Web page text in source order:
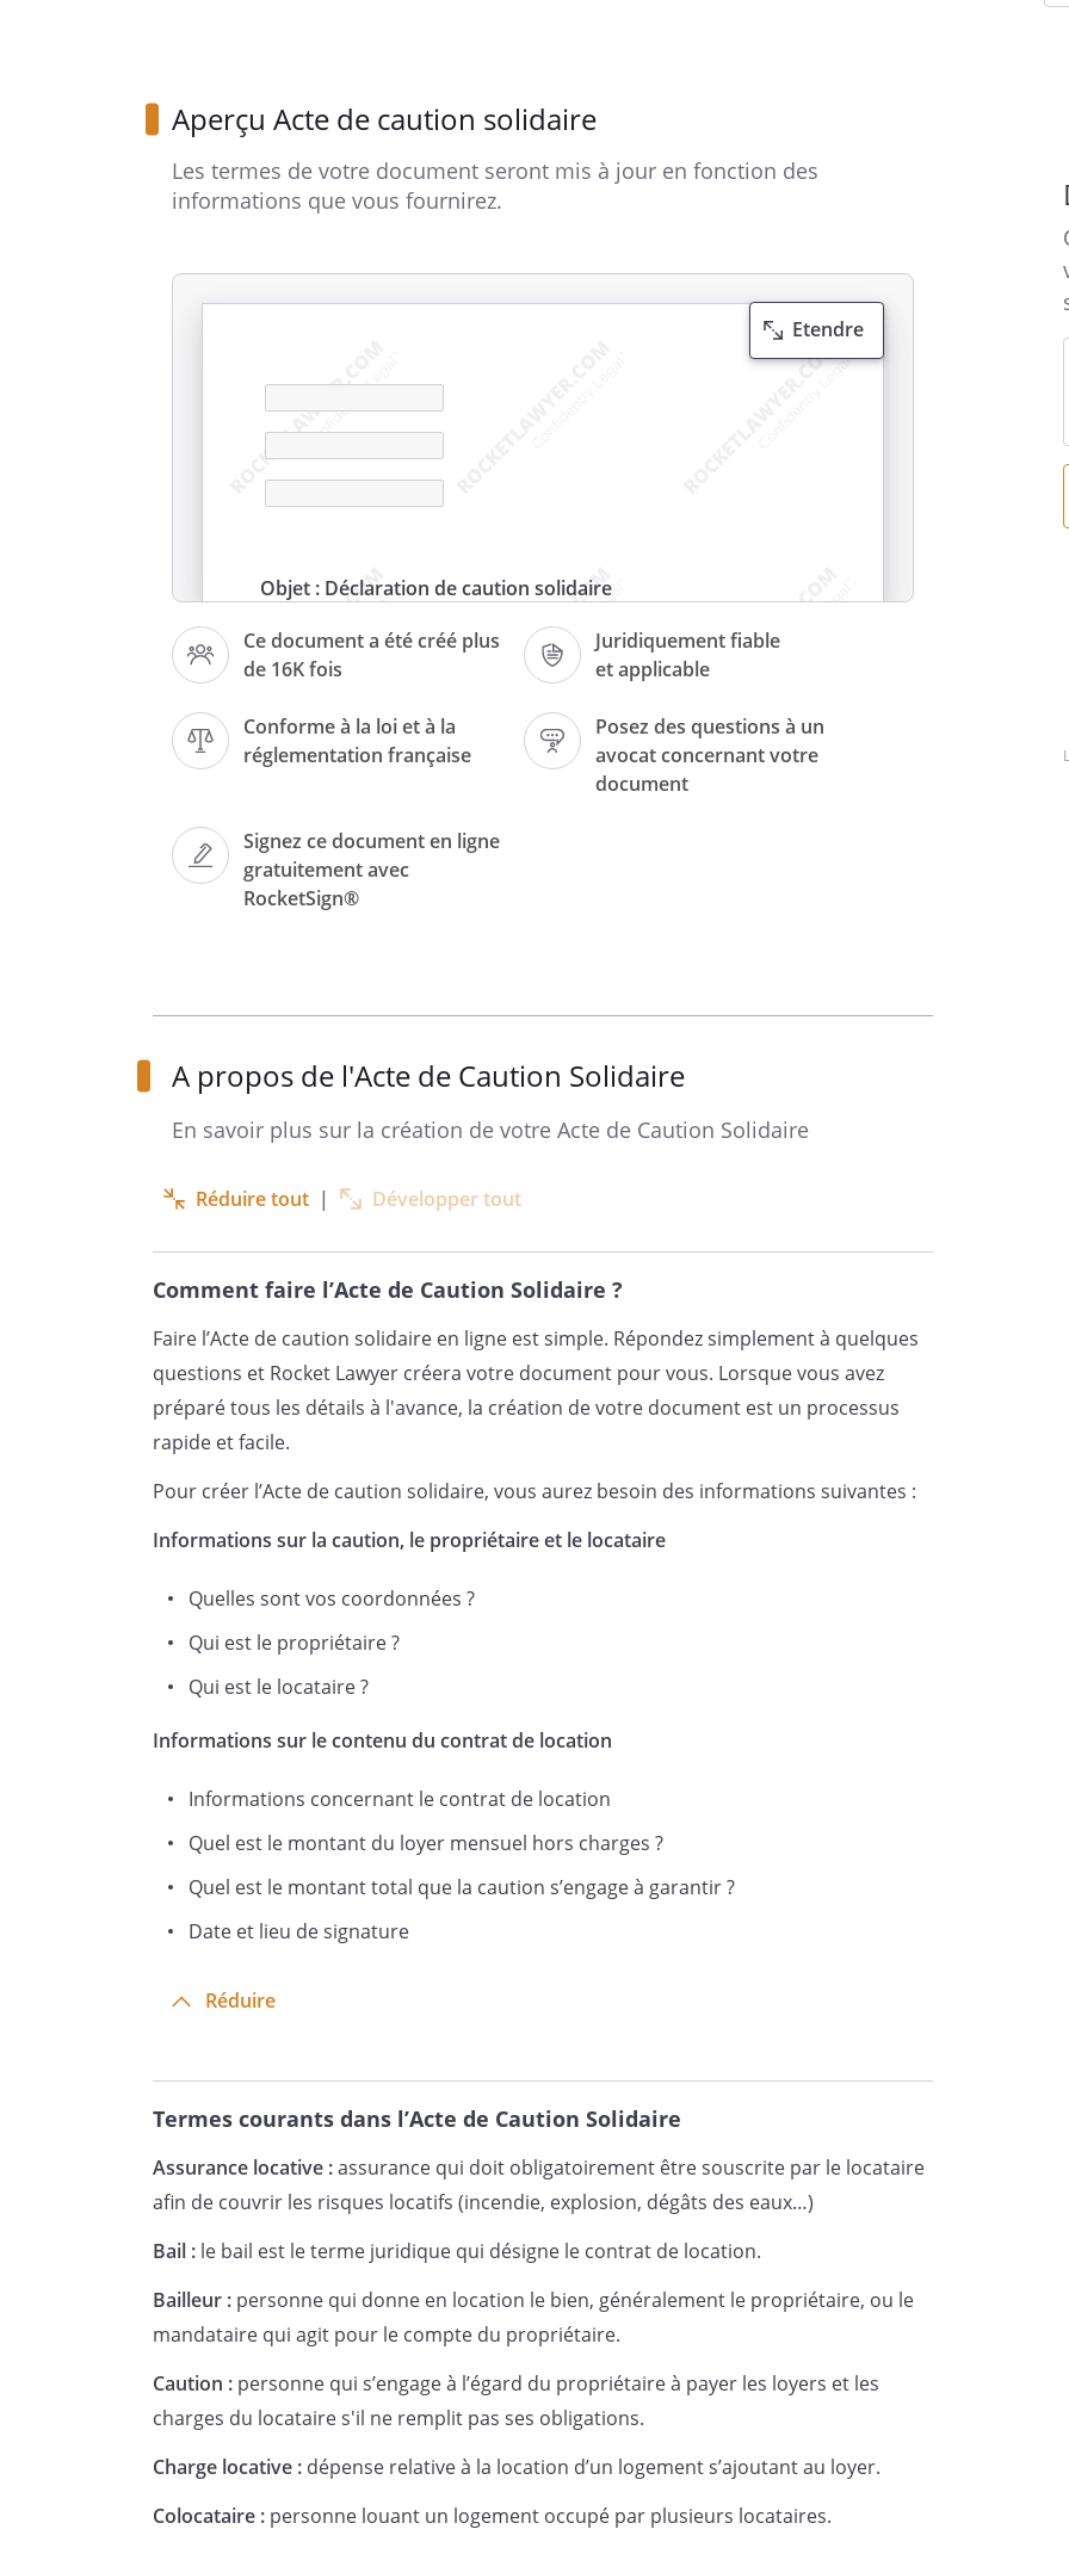
Aperçu Acte de caution solidaire
Les termes de votre document seront mis à jour en fonction des
informations que vous fournirez.
Ce document a été créé plus
de 16K fois
Juridiquement fiable
et applicable
Conforme à la loi et à la
réglementation française
Posez des questions à un
avocat concernant votre
document
Signez ce document en ligne
gratuitement avec
RocketSign®
Etendre
Objet : Déclaration de caution solidaire
Madame, Monsieur,
, demeurant
présente avoir pleinement connaissance du bail annexé à la
présente, que vous avez signé avec locataire
, à votre profit, quant à l'exécution du contrat susmentionné.
€ par mois. Il sera révisé chaque année
Par la présente, je m'engage à payer les sommes dues
par locataire
, venait à défaillir face à ses
obligations envers vous, dans la limite de la somme de
correspondant au montant en principal et en accessoires de
conséquences.
Mon engagement en tant que caution solidaire est valable pour
la durée du contrat de location susmentionné, pour le paiement
imputables au locataire et autres frais pouvant lui incomber.
Je reconnais avoir pris connaissance des termes de l’article 22-1
le cautionnement d'obligations résultant d'un contrat de
location conclu en application du présent titre ne comporte
du cautionnement est stipulée indéterminée, la caution peut le
contrat reconduit ou renouvelé, au cours duquel le Bailleur
_________________________________ _________________________________
A propos de l'Acte de Caution Solidaire
En savoir plus sur la création de votre Acte de Caution Solidaire
Réduire tout | Développer tout
Comment faire l’Acte de Caution Solidaire ?
Faire l’Acte de caution solidaire en ligne est simple. Répondez simplement à quelques
questions et Rocket Lawyer créera votre document pour vous. Lorsque vous avez
préparé tous les détails à l'avance, la création de votre document est un processus
rapide et facile.
Pour créer l’Acte de caution solidaire, vous aurez besoin des informations suivantes :
Informations sur la caution, le propriétaire et le locataire
Quelles sont vos coordonnées ?
Qui est le propriétaire ?
Qui est le locataire ?
Informations sur le contenu du contrat de location
Informations concernant le contrat de location
Quel est le montant du loyer mensuel hors charges ?
Quel est le montant total que la caution s’engage à garantir ?
Date et lieu de signature
Réduire
Termes courants dans l’Acte de Caution Solidaire
Assurance locative :assurance qui doit obligatoirement être souscrite par le locataire
afin de couvrir les risques locatifs (incendie, explosion, dégâts des eaux…)
Bail : le bail est le terme juridique qui désigne le contrat de location.
Bailleur : personne qui donne en location le bien, généralement le propriétaire, ou le
mandataire qui agit pour le compte du propriétaire.
Caution : personne qui s’engage à l’égard du propriétaire à payer les loyers et les
charges du locataire s'il ne remplit pas ses obligations.
Charge locative : dépense relative à la location d’un logement s’ajoutant au loyer.
Colocataire : personne louant un logement occupé par plusieurs locataires.